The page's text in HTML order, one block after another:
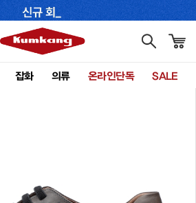
잡화 의류 온라인단독 SALE